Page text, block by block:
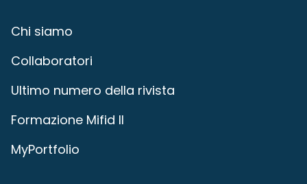
Chi siamo
Collaboratori
Ultimo numero della rivista
Formazione Mifid II
MyPortfolio